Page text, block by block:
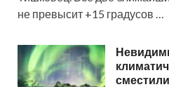
не превысит +15 градусов …